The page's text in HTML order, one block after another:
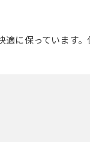
に保っています